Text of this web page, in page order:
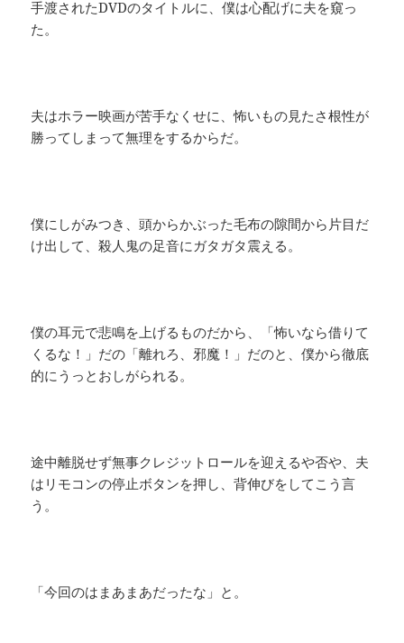
手渡されたDVDのタイトルに、僕は心配げに夫を窺っ
た。
夫はホラー映画が苦手なくせに、怖いもの見たさ根性が
勝ってしまって無理をするからだ。
僕にしがみつき、頭からかぶった毛布の隙間から片目だ
け出して、殺人鬼の足音にガタガタ震える。
僕の耳元で悲鳴を上げるものだから、「怖いなら借りて
くるな！」だの「離れろ、邪魔！」だのと、僕から徹底
的にうっとおしがられる。
途中離脱せず無事クレジットロールを迎えるや否や、夫
はリモコンの停止ボタンを押し、背伸びをしてこう言
う。
「今回のはまあまあだったな」と。